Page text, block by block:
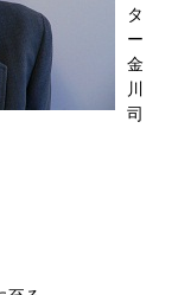
タ
ー
金
川
司